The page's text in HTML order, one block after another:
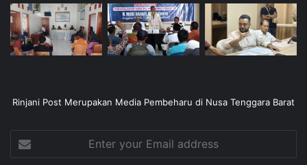
Rinjani Post Merupakan Media Pembeharu di Nusa Tenggara Barat
your